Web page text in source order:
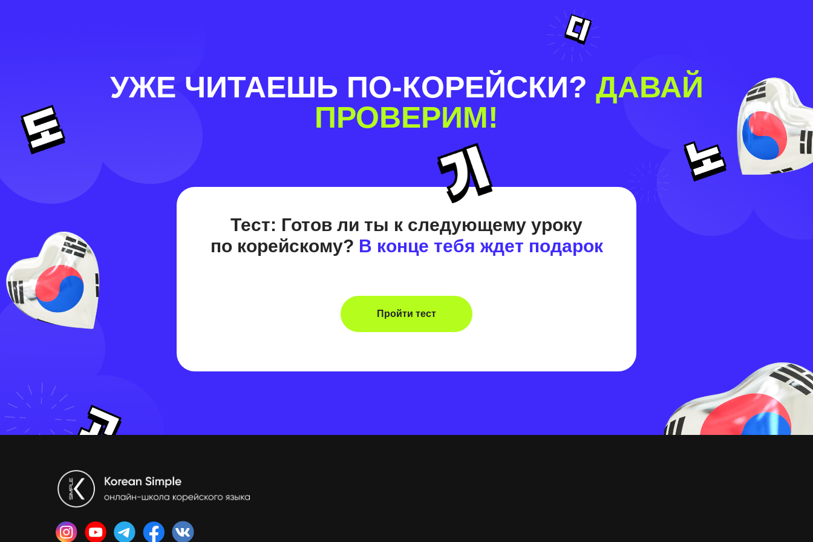
УЖЕ ЧИТАЕШЬ ПО-КОРЕЙСКИ? ДАВАЙ
ПРОВЕРИМ!
Тест: Готов ли ты к следующему уроку
по корейскому? В конце тебя ждет подарок
Пройти тест